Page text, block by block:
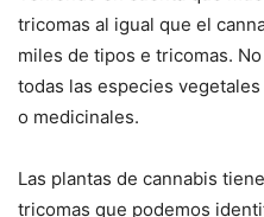
tricomas al igual que el
miles de tipos e tricomas.
todas las especies
o medicinales.
Las plantas de cannabis
tricomas que podemos